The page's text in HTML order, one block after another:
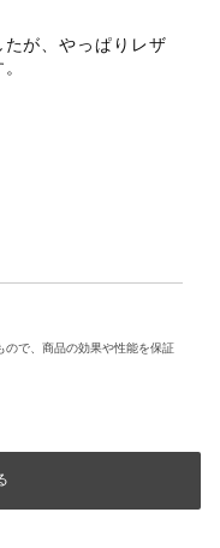
が、やっぱりレザ
で、商品の効果や性能を保証